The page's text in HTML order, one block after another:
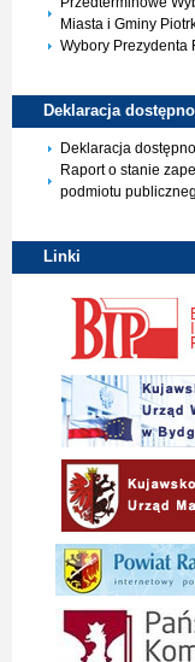
Miasta i Gminy
Wybory Prezydenta
Deklaracja
Deklaracja
Raport o stanie
podmiotu
Linki